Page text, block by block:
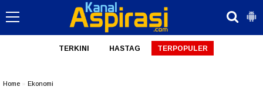
TERKINI HASTAG TERPOPULER
Home Ekonomi